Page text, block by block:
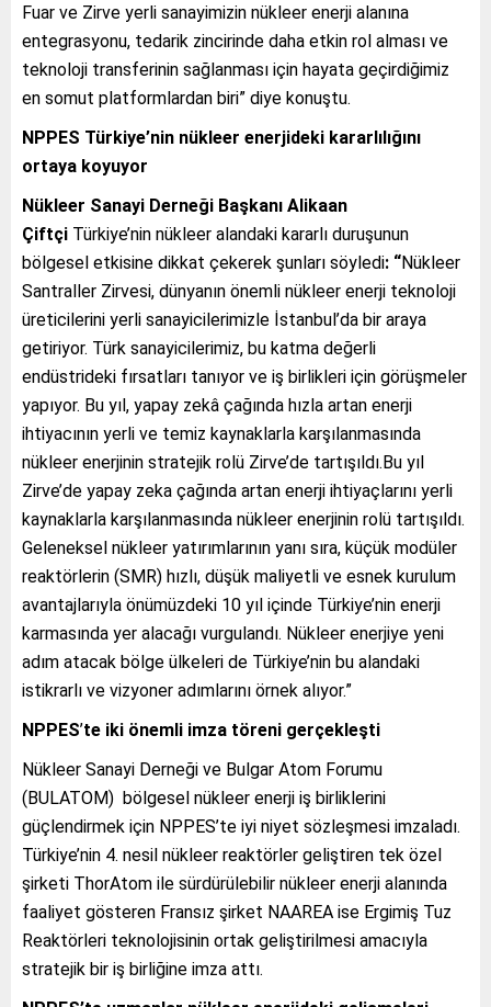
Fuar ve Zirve yerli sanayimizin nükleer enerji alanına
entegrasyonu, tedarik zincirinde daha etkin rol alması ve
teknoloji transferinin sağlanması için hayata geçirdiğimiz
en somut platformlardan biri” diye konuştu.
NPPES Türkiye’nin nükleer enerjideki kararlılığını
ortaya koyuyor
Nükleer Sanayi Derneği Başkanı Alikaan
Çiftçi Türkiye’nin nükleer alandaki kararlı duruşunun
bölgesel etkisine dikkat çekerek şunları söyledi: “Nükleer
Santraller Zirvesi, dünyanın önemli nükleer enerji teknoloji
üreticilerini yerli sanayicilerimizle İstanbul’da bir araya
getiriyor. Türk sanayicilerimiz, bu katma değerli
endüstrideki fırsatları tanıyor ve iş birlikleri için görüşmeler
yapıyor. Bu yıl, yapay zekâ çağında hızla artan enerji
ihtiyacının yerli ve temiz kaynaklarla karşılanmasında
nükleer enerjinin stratejik rolü Zirve’de tartışıldı.Bu yıl
Zirve’de yapay zeka çağında artan enerji ihtiyaçlarını yerli
kaynaklarla karşılanmasında nükleer enerjinin rolü tartışıldı.
Geleneksel nükleer yatırımlarının yanı sıra, küçük modüler
reaktörlerin (SMR) hızlı, düşük maliyetli ve esnek kurulum
avantajlarıyla önümüzdeki 10 yıl içinde Türkiye’nin enerji
karmasında yer alacağı vurgulandı. Nükleer enerjiye yeni
adım atacak bölge ülkeleri de Türkiye’nin bu alandaki
istikrarlı ve vizyoner adımlarını örnek alıyor.”
NPPES’te iki önemli imza töreni gerçekleşti
Nükleer Sanayi Derneği ve Bulgar Atom Forumu
(BULATOM) bölgesel nükleer enerji iş birliklerini
güçlendirmek için NPPES’te iyi niyet sözleşmesi imzaladı.
Türkiye’nin 4. nesil nükleer reaktörler geliştiren tek özel
şirketi ThorAtom ile sürdürülebilir nükleer enerji alanında
faaliyet gösteren Fransız şirket NAAREA ise Ergimiş Tuz
Reaktörleri teknolojisinin ortak geliştirilmesi amacıyla
stratejik bir iş birliğine imza attı.